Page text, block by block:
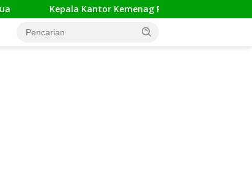
Kepala Kantor Kemenag Pangandaran Apresiasi